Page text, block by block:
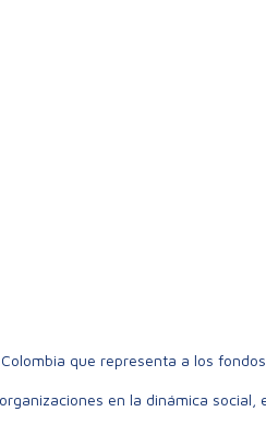
que representa a los
en la dinámica social,